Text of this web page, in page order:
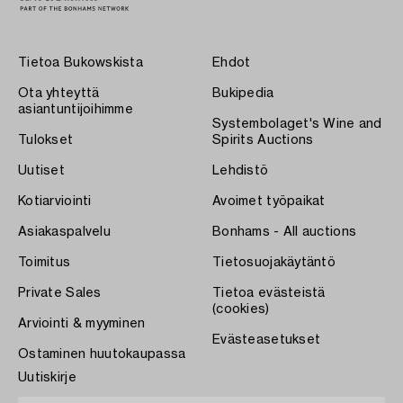
Tietoa Bukowskista
Ota yhteyttä
asiantuntijoihimme
Tulokset
Uutiset
Kotiarviointi
Asiakaspalvelu
Toimitus
Private Sales
Arviointi & myyminen
Ostaminen huutokaupassa
Ehdot
Bukipedia
Systembolaget's Wine and
Spirits Auctions
Lehdistö
Avoimet työpaikat
Bonhams - All auctions
Tietosuojakäytäntö
Tietoa evästeistä
(cookies)
Evästeasetukset
Uutiskirje